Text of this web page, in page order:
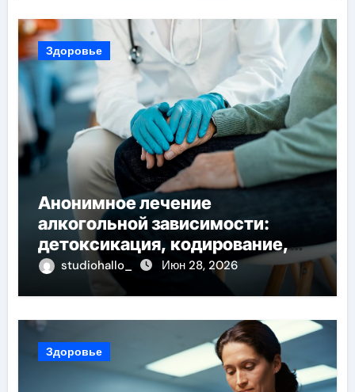
Здоровье
Анонимное лечение
алкогольной зависимости:
детоксикация, кодирование,
реабилитация, полный курс и
конфиденциальность
studiohallo_ Июн 28, 2026
Здоровье